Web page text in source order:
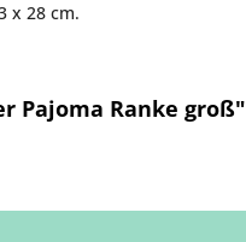
x 28 cm.
Pajoma Ranke groß"